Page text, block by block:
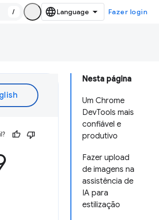
/ Fazer login
Nesta página
Um Chrome
DevTools mais
confiável e
produtivo
Fazer upload
de imagens na
assistência de
IA para
estilização